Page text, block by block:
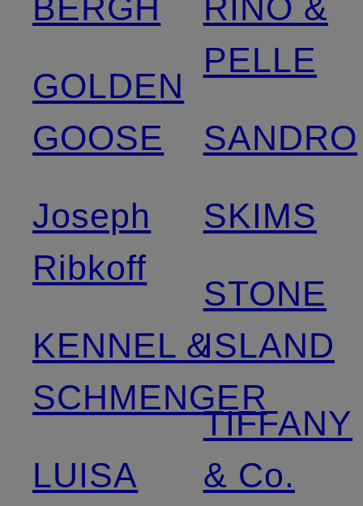
BERGH
GOLDEN
GOOSE
Joseph
Ribkoff
KENNEL &
SCHMENGER
LUISA
RINO &
PELLE
SANDRO
SKIMS
STONE
ISLAND
TIFFANY
& Co.